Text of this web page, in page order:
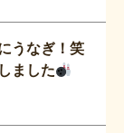
うなぎ！笑
ました